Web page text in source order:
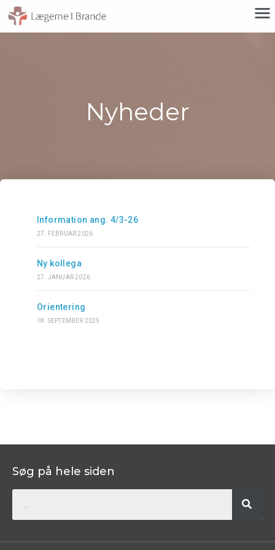
Nyheder
Information ang. 4/3-26
27. FEBRUAR 2026
Ny kollega
27. JANUAR 2026
Orientering
18. SEPTEMBER 2025
Søg på hele siden